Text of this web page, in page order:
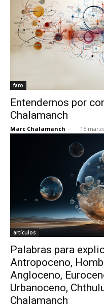
faro
Entendernos por
Chalamanch
Marc Chalamanch - 15
artículos
Palabras para
Antropoceno,
Angloceno,
Urbanoceno,
Chalamanch